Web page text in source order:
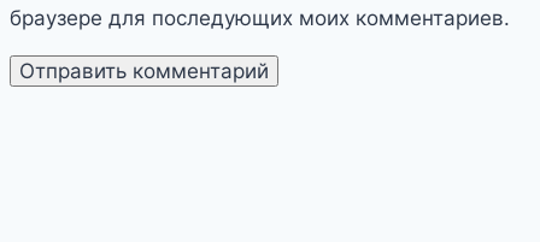
браузере для последующих моих комментариев.